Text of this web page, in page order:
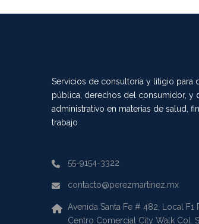
Servicios de consultoría y litigio para
pública, derechos del consumidor, y
administrativo en materias de salud,
trabajo
55-9154-3322
contacto@perezmartinez.mx
Avenida Santa Fe # 482, Local F1
Centro Comercial City Walk Col.